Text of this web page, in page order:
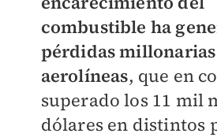
combustible ha
pérdidas
aerolíneas, que en
superado los 11 mil
dólares en distintos